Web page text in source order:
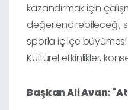
kazandırmak için
değerlendirebileceği,
sporla iç içe büyümesi
Kültürel etkinlikler,
Başkan Ali Avan: